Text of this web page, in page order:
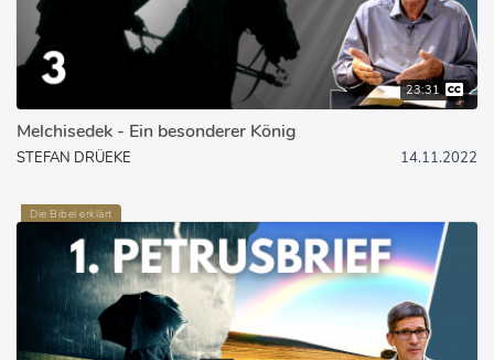
23:31
Melchisedek - Ein besonderer König
STEFAN DRÜEKE 14.11.2022
Die Bibel erklärt